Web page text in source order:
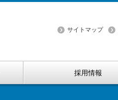
サイトマップ
採用情報